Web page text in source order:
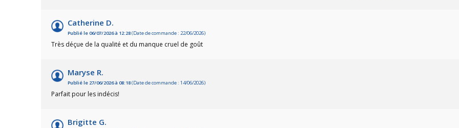
Catherine D.
Publié le 06/07/2026 à 12:28(Date de commande : 22/06/2026)
Très déçue de la qualité et du manque cruel de goût
Maryse R.
Publié le 27/06/2026 à 08:18(Date de commande : 14/06/2026)
Parfait pour les indécis!
Brigitte G.